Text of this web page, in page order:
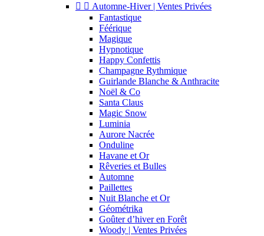
  Automne-Hiver | Ventes Privées
Fantastique
Féérique
Magique
Hypnotique
Happy Confettis
Champagne Rythmique
Guirlande Blanche & Anthracite
Noël & Co
Santa Claus
Magic Snow
Luminia
Aurore Nacrée
Onduline
Havane et Or
Rêveries et Bulles
Automne
Paillettes
Nuit Blanche et Or
Géométrika
Goûter d’hiver en Forêt
Woody | Ventes Privées